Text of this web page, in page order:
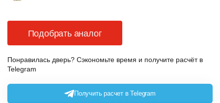
Подобрать аналог
Понравилась дверь? Сэкономьте время и получите расчёт в
Telegram
Получить расчет в Telegram